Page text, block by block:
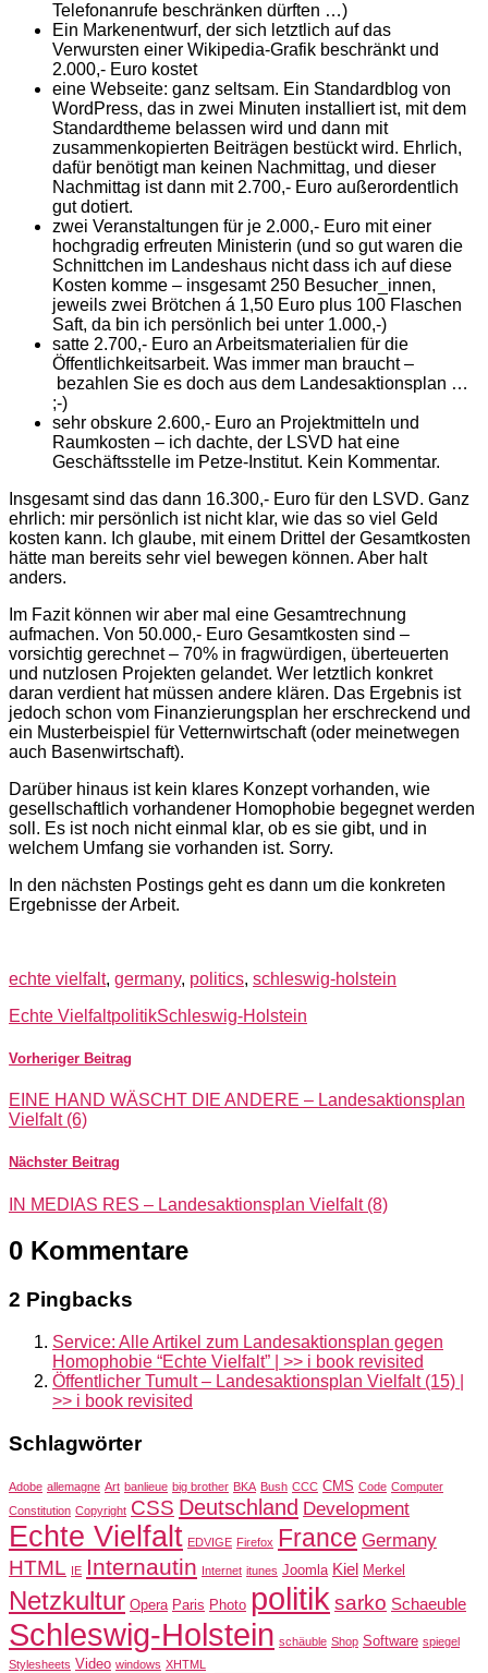
Telefonanrufe beschränken dürften …)
Ein Markenentwurf, der sich letztlich auf das
Verwursten einer Wikipedia-Grafik beschränkt und
2.000,- Euro kostet
eine Webseite: ganz seltsam. Ein Standardblog von
WordPress, das in zwei Minuten installiert ist, mit dem
Standardtheme belassen wird und dann mit
zusammenkopierten Beiträgen bestückt wird. Ehrlich,
dafür benötigt man keinen Nachmittag, und dieser
Nachmittag ist dann mit 2.700,- Euro außerordentlich
gut dotiert.
zwei Veranstaltungen für je 2.000,- Euro mit einer
hochgradig erfreuten Ministerin (und so gut waren die
Schnittchen im Landeshaus nicht dass ich auf diese
Kosten komme – insgesamt 250 Besucher_innen,
jeweils zwei Brötchen á 1,50 Euro plus 100 Flaschen
Saft, da bin ich persönlich bei unter 1.000,-)
satte 2.700,- Euro an Arbeitsmaterialien für die
Öffentlichkeitsarbeit. Was immer man braucht –
bezahlen Sie es doch aus dem Landesaktionsplan …
;-)
sehr obskure 2.600,- Euro an Projektmitteln und
Raumkosten – ich dachte, der LSVD hat eine
Geschäftsstelle im Petze-Institut. Kein Kommentar.
Insgesamt sind das dann 16.300,- Euro für den LSVD. Ganz
ehrlich: mir persönlich ist nicht klar, wie das so viel Geld
kosten kann. Ich glaube, mit einem Drittel der Gesamtkosten
hätte man bereits sehr viel bewegen können. Aber halt
anders.
Im Fazit können wir aber mal eine Gesamtrechnung
aufmachen. Von 50.000,- Euro Gesamtkosten sind –
vorsichtig gerechnet – 70% in fragwürdigen, überteuerten
und nutzlosen Projekten gelandet. Wer letztlich konkret
daran verdient hat müssen andere klären. Das Ergebnis ist
jedoch schon vom Finanzierungsplan her erschreckend und
ein Musterbeispiel für Vetternwirtschaft (oder meinetwegen
auch Basenwirtschaft).
Darüber hinaus ist kein klares Konzept vorhanden, wie
gesellschaftlich vorhandener Homophobie begegnet werden
soll. Es ist noch nicht einmal klar, ob es sie gibt, und in
welchem Umfang sie vorhanden ist. Sorry.
In den nächsten Postings geht es dann um die konkreten
Ergebnisse der Arbeit.
echte vielfalt, germany, politics, schleswig-holstein
Echte VielfaltpolitikSchleswig-Holstein
Vorheriger Beitrag
EINE HAND WÄSCHT DIE ANDERE – Landesaktionsplan
Vielfalt (6)
Nächster Beitrag
IN MEDIAS RES – Landesaktionsplan Vielfalt (8)
0 Kommentare
2 Pingbacks
Service: Alle Artikel zum Landesaktionsplan gegen
Homophobie “Echte Vielfalt” | >> i book revisited
Öffentlicher Tumult – Landesaktionsplan Vielfalt (15) |
>> i book revisited
Schlagwörter
Adobe allemagne Art banlieue big brother BKA Bush CCC CMS Code Computer
Constitution Copyright CSS Deutschland Development
Echte Vielfalt EDVIGE Firefox France Germany
HTML IE Internautin Internet itunes Joomla Kiel Merkel
Netzkultur Opera Paris Photo politik sarko Schaeuble
Schleswig-Holstein schäuble Shop Software spiegel
Stylesheets Video windows XHTML